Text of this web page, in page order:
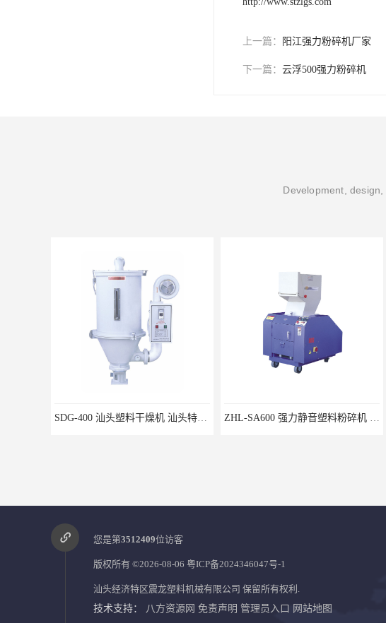
上一篇： 阳江强力粉碎机厂家
下一篇： 云浮500强力粉碎机
Development,
SDG-400 汕头塑料干燥机 汕头特区震龙塑料机械公司 ZHL-SA600 强力静音塑料粉碎机 汕头特区震龙塑料机械公司
您是第3512409位访客
版权所有 ©2026-08-06 粤ICP备2024346047号-1
汕头经济特区震龙塑料机械有限公司 保留所有权利.
技术支持： 八方资源网 免责声明 管理员入口 网站地图